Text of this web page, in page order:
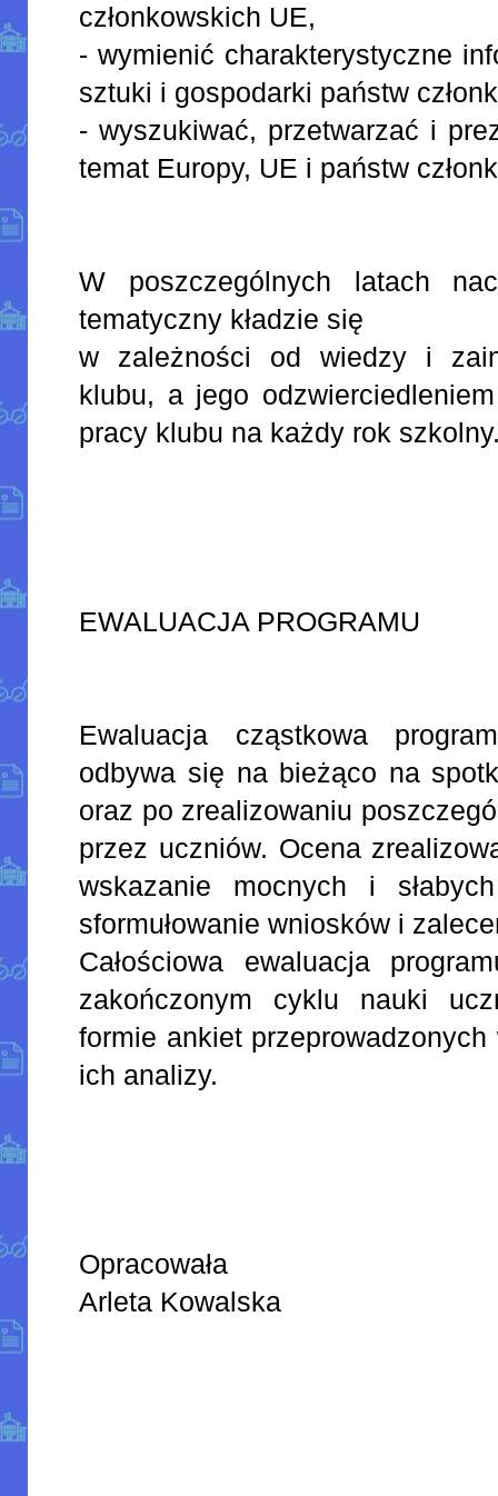
członkowskich UE,
- wymienić charakterystyczne
sztuki i gospodarki państw
- wyszukiwać, przetwarzać i
temat Europy, UE i państw
W poszczególnych latach
tematyczny kładzie się
w zależności od wiedzy i
klubu, a jego
pracy klubu na każdy rok
EWALUACJA PROGRAMU
Ewaluacja cząstkowa
odbywa się na bieżąco na
oraz po zrealizowaniu
przez uczniów. Ocena
wskazanie mocnych i
sformułowanie wniosków i
Całościowa ewaluacja
zakończonym cyklu nauki
formie ankiet
ich analizy.
Opracowała
Arleta Kowalska